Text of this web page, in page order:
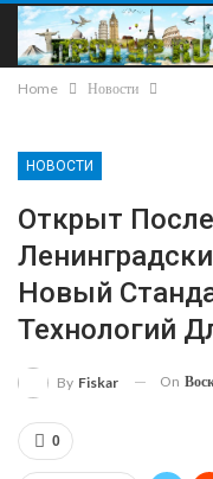
Home Новости
НОВОСТИ
Открыт
Новый
Технологий
By Fiskar On
0